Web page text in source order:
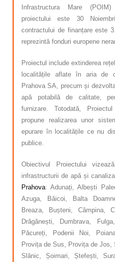
Infrastructura Mare
proiectului este 30
contractului de finanțare este
reprezintă fonduri europene
Proiectul include extinderea
localitățile aflate în aria de
Prahova SA, precum și
apă potabilă de calitate,
furnizare. Totodată,
propune realizarea unor
epurare în localitățile ce nu
publice.
Obiectivul Proiectului
infrastructurii de apă și
Prahova: Adunați, Albești
Azuga, Băicoi, Balta
Breaza, Bușteni, Câmpina,
Drăgănești, Dumbrava,
Păcureți, Podenii Noi,
Provița de Sus, Provița de Jos,
Slănic, Șoimari, Ștefești,